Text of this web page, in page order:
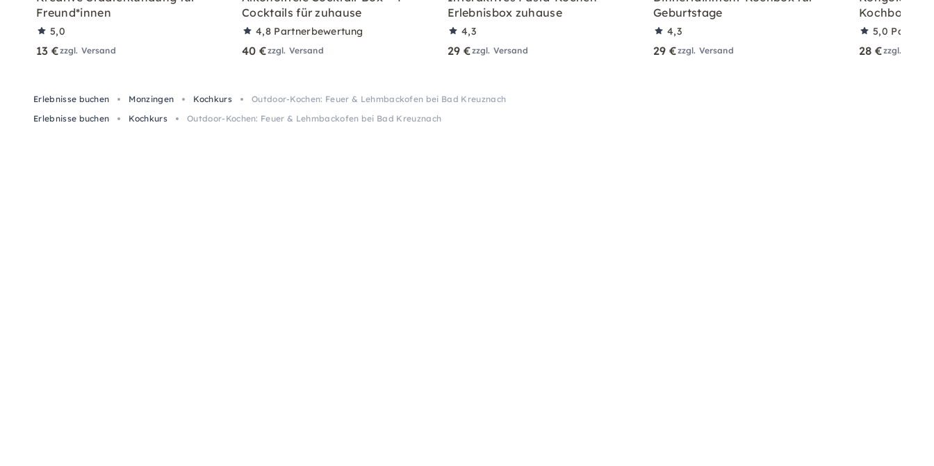
Freund*innen
5,0
13 €zzgl. Versand
Cocktails für zuhause
4,8 Partnerbewertung
40 €zzgl. Versand
Erlebnisbox zuhause
4,3
29 €zzgl. Versand
Geburtstage
4,3
29 €zzgl. Versand
Kochbox für
5,0
28 €zzgl.
Erlebnisse buchen Monzingen Kochkurs
Outdoor-Kochen: Feuer & Lehmbackofen bei Bad Kreuznach
Erlebnisse buchen
Kochkurs Outdoor-Kochen: Feuer & Lehmbackofen bei Bad Kreuznach